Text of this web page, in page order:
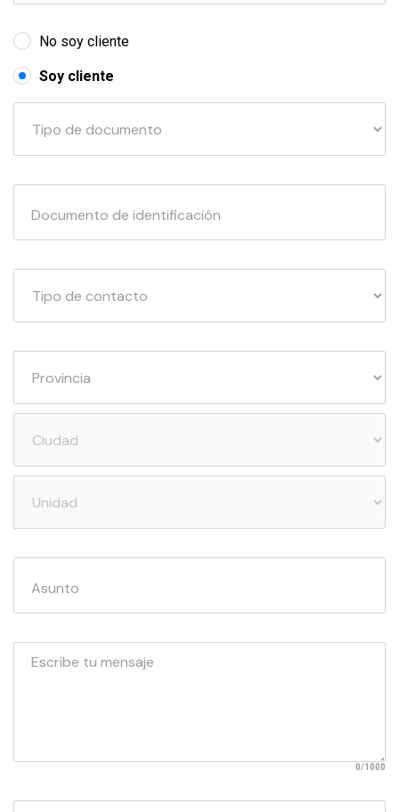
No soy cliente
Soy cliente
Documento de identificación
Asunto
0/1000
Escribe tu mensaje